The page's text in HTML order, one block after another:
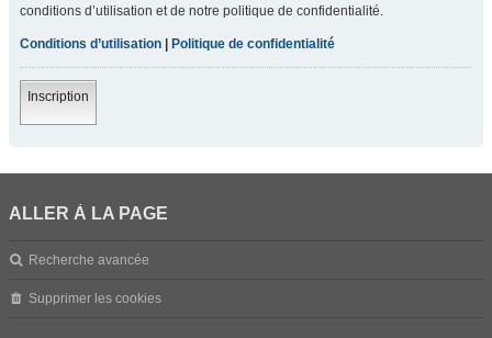
conditions d’utilisation et de notre politique de confidentialité.
Conditions d’utilisation Politique de confidentialité
Inscription
ALLER À LA PAGE
Recherche avancée
Supprimer les cookies